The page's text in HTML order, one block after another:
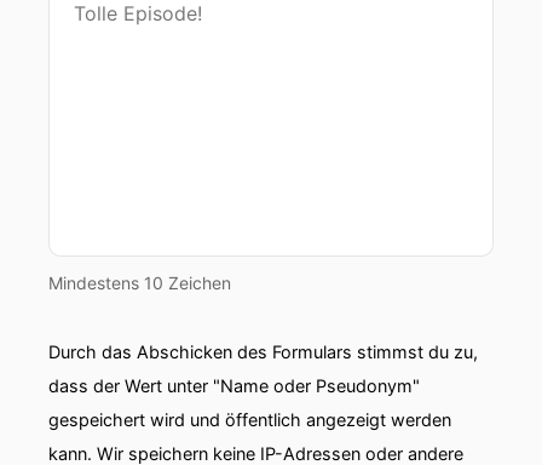
Mindestens 10 Zeichen
Durch das Abschicken des Formulars stimmst du zu,
dass der Wert unter "Name oder Pseudonym"
gespeichert wird und öffentlich angezeigt werden
kann. Wir speichern keine IP-Adressen oder andere